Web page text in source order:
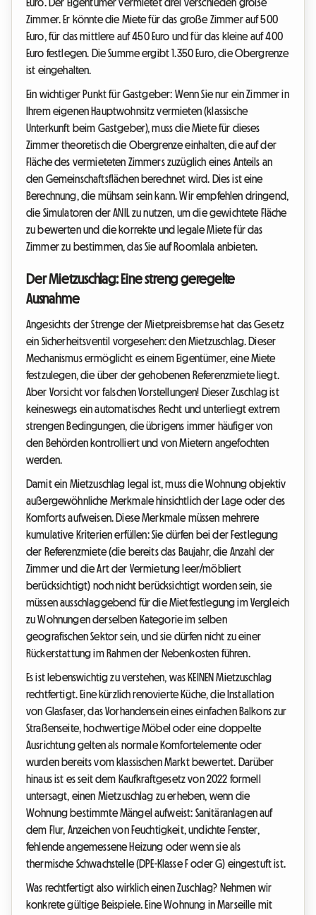
Euro. Der Eigentümer vermietet drei verschieden große
Zimmer. Er könnte die Miete für das große Zimmer auf 500
Euro, für das mittlere auf 450 Euro und für das kleine auf 400
Euro festlegen. Die Summe ergibt 1.350 Euro, die Obergrenze
ist eingehalten.
Ein wichtiger Punkt für Gastgeber: Wenn Sie nur ein Zimmer in
Ihrem eigenen Hauptwohnsitz vermieten (klassische
Unterkunft beim Gastgeber), muss die Miete für dieses
Zimmer theoretisch die Obergrenze einhalten, die auf der
Fläche des vermieteten Zimmers zuzüglich eines Anteils an
den Gemeinschaftsflächen berechnet wird. Dies ist eine
Berechnung, die mühsam sein kann. Wir empfehlen dringend,
die Simulatoren der ANIL zu nutzen, um die gewichtete Fläche
zu bewerten und die korrekte und legale Miete für das
Zimmer zu bestimmen, das Sie auf Roomlala anbieten.
Der Mietzuschlag: Eine streng geregelte
Ausnahme
Angesichts der Strenge der Mietpreisbremse hat das Gesetz
ein Sicherheitsventil vorgesehen: den Mietzuschlag. Dieser
Mechanismus ermöglicht es einem Eigentümer, eine Miete
festzulegen, die über der gehobenen Referenzmiete liegt.
Aber Vorsicht vor falschen Vorstellungen! Dieser Zuschlag ist
keineswegs ein automatisches Recht und unterliegt extrem
strengen Bedingungen, die übrigens immer häufiger von
den Behörden kontrolliert und von Mietern angefochten
werden.
Damit ein Mietzuschlag legal ist, muss die Wohnung objektiv
außergewöhnliche Merkmale hinsichtlich der Lage oder des
Komforts aufweisen. Diese Merkmale müssen mehrere
kumulative Kriterien erfüllen: Sie dürfen bei der Festlegung
der Referenzmiete (die bereits das Baujahr, die Anzahl der
Zimmer und die Art der Vermietung leer/möbliert
berücksichtigt) noch nicht berücksichtigt worden sein, sie
müssen ausschlaggebend für die Mietfestlegung im Vergleich
zu Wohnungen derselben Kategorie im selben
geografischen Sektor sein, und sie dürfen nicht zu einer
Rückerstattung im Rahmen der Nebenkosten führen.
Es ist lebenswichtig zu verstehen, was KEINEN Mietzuschlag
rechtfertigt. Eine kürzlich renovierte Küche, die Installation
von Glasfaser, das Vorhandensein eines einfachen Balkons zur
Straßenseite, hochwertige Möbel oder eine doppelte
Ausrichtung gelten als normale Komfortelemente oder
wurden bereits vom klassischen Markt bewertet. Darüber
hinaus ist es seit dem Kaufkraftgesetz von 2022 formell
untersagt, einen Mietzuschlag zu erheben, wenn die
Wohnung bestimmte Mängel aufweist: Sanitäranlagen auf
dem Flur, Anzeichen von Feuchtigkeit, undichte Fenster,
fehlende angemessene Heizung oder wenn sie als
thermische Schwachstelle (DPE-Klasse F oder G) eingestuft ist.
Was rechtfertigt also wirklich einen Zuschlag? Nehmen wir
konkrete gültige Beispiele. Eine Wohnung in Marseille mit